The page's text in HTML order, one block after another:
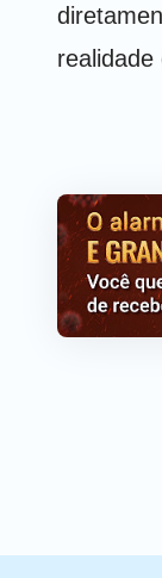
Filmes
Filme